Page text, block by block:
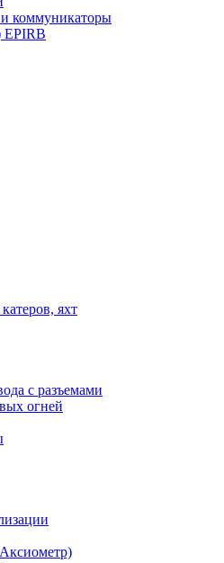
коммуникаторы
EPIRB
яхт
с разъемами
огней